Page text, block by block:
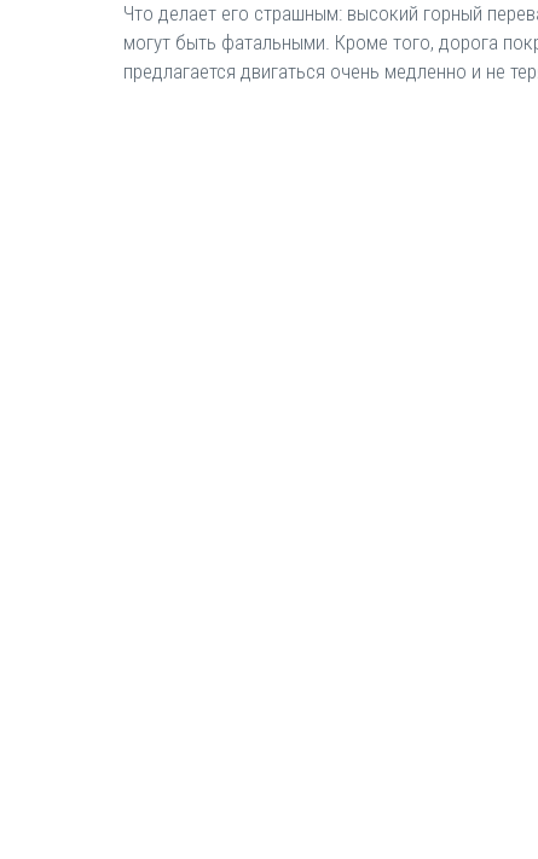
Что делает его страшным: высокий горный
могут быть фатальными. Кроме того, дорога
предлагается двигаться очень медленно и не